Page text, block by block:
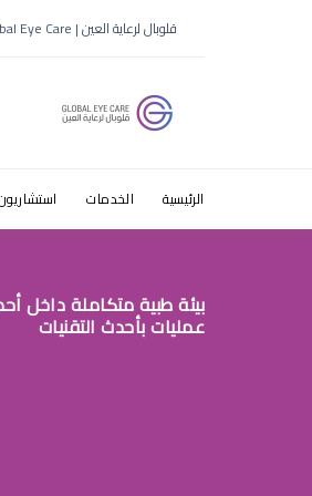
سحب
قلوبال لرعاية العين | Global Eye Care
الرئيسية الخدمات
بيئة طبية متكاملة داخل
عمليات بأحدث التقنيات